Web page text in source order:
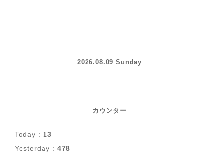
2026.08.09 Sunday
カウンター
Today : 13
Yesterday : 478